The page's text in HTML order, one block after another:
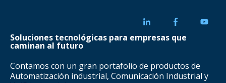
Soluciones tecnológicas para empresas que
caminan al futuro
Contamos con un gran portafolio de productos de
Automatización industrial, Comunicación Industrial y